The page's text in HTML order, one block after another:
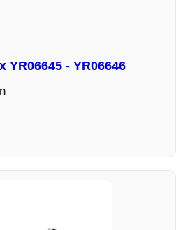
YR06645 - YR06646